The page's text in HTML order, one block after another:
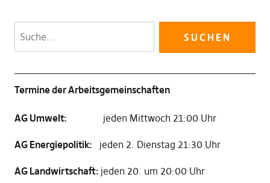
Termine der Arbeitsgemeinschaften
AG Umwelt: jeden Mittwoch 21:00 Uhr
AG Energiepolitik: jeden 2. Dienstag 21:30 Uhr
AG Landwirtschaft: jeden 20. um 20:00 Uhr